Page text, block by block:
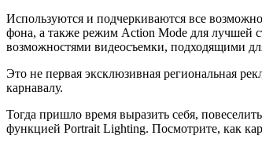
Используются и подчеркиваются все
фона, а также режим Action Mode для лучшей
возможностями видеосъемки, подходящими
Это не первая эксклюзивная региональная
карнавалу.
Тогда пришло время выразить себя,
функцией Portrait Lighting. Посмотрите, как